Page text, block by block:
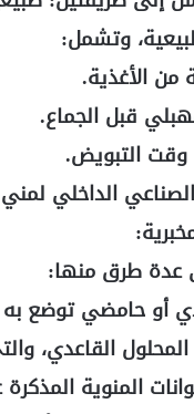
وتشمل:
عدة طرق منها:
أو حامضي توضع به
القاعدي،
المنوية